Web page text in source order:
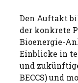
Den Auftakt
der konkrete
Bioenergie-
Einblicke in
und
BECCS) und